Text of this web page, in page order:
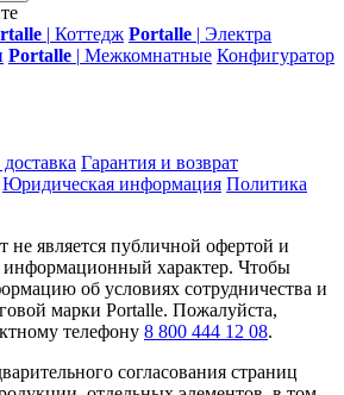
| Коттедж Portalle | Электра
Portalle | Межкомнатные Конфигуратор
Гарантия и возврат
Юридическая информация Политика
не является публичной офертой и
информационный характер. Чтобы
об условиях сотрудничества и
марки Portalle. Пожалуйста,
телефону 8 800 444 12 08.
согласования страниц